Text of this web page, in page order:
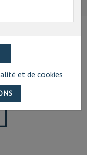
et de cookies